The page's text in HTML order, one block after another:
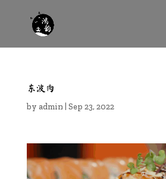
东波肉
by admin Sep 23, 2022